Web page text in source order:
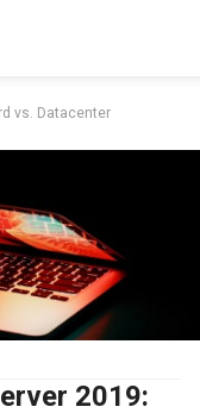
vs. Datacenter
2019: